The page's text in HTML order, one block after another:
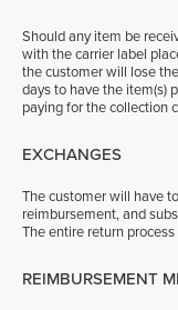
Should any item be
with the carrier label
the customer will lose
days to have the item(s)
paying for the collection
EXCHANGES
The customer will have
reimbursement, and
The entire return
REIMBURSEMENT